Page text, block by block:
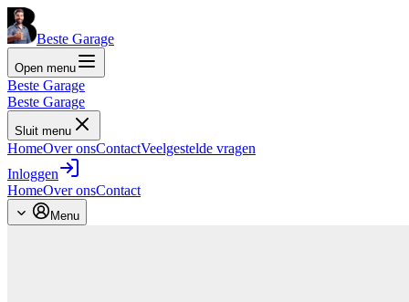
Beste Garage
Open menu
Beste Garage
Beste Garage
Sluit menu
HomeOver onsContactVeelgestelde vragen
Inloggen
HomeOver onsContact
Menu